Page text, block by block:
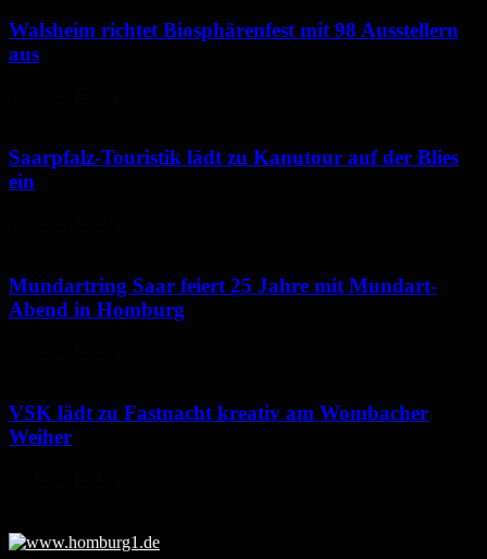
Walsheim richtet Biosphärenfest mit 98 Ausstellern
aus
Saarpfalz-Touristik lädt zu Kanutour auf der Blies
ein
Mundartring Saar feiert 25 Jahre mit Mundart-
Abend in Homburg
VSK lädt zu Fastnacht kreativ am Wombacher
Weiher